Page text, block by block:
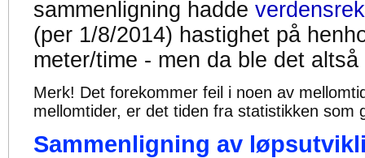
sammenligning hadde
(per 1/8/2014) hastighet på
meter/time - men da ble det
Merk! Det forekommer feil i noen av
mellomtider, er det tiden fra statistikken som
Sammenligning av